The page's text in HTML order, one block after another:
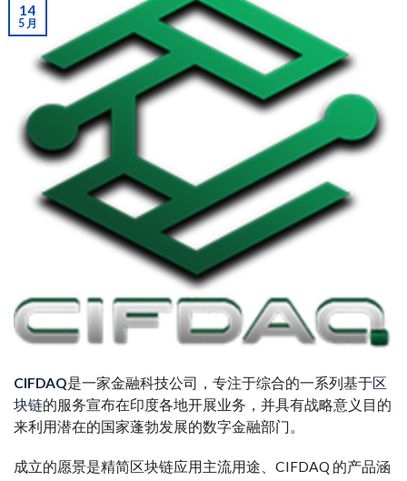
14
5 月
CIFDAQ是一家金融科技公司，专注于综合的一系列基于区
块链的服务宣布在印度各地开展业务，并具有战略意义 目的
来利用潜在的国家蓬勃发展的数字金融部门。
成立的愿景是精简区块链应用主流用途、CIFDAQ 的产品涵